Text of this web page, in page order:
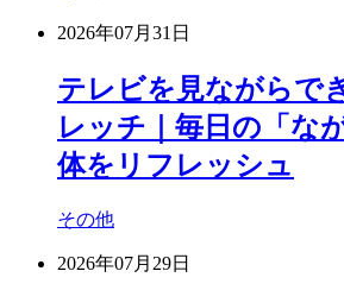
2026年07月31日
テレビを見ながらで
レッチ｜毎日の「な
体をリフレッシュ
その他
2026年07月29日